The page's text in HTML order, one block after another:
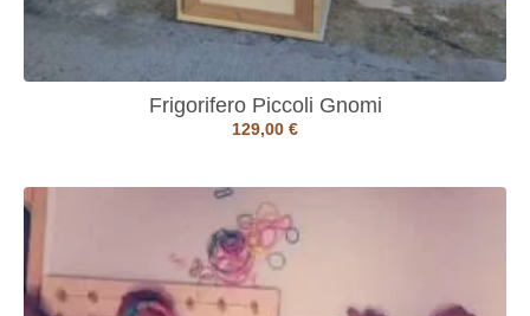
Frigorifero Piccoli Gnomi
129,00 €